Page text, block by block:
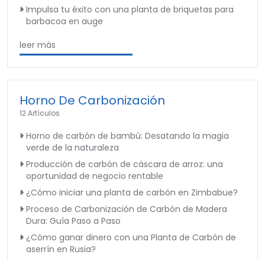
Impulsa tu éxito con una planta de briquetas para
barbacoa en auge
leer más
Horno De Carbonización
12 Artículos
Horno de carbón de bambú: Desatando la magia
verde de la naturaleza
Producción de carbón de cáscara de arroz: una
oportunidad de negocio rentable
¿Cómo iniciar una planta de carbón en Zimbabue?
Proceso de Carbonización de Carbón de Madera
Dura: Guía Paso a Paso
¿Cómo ganar dinero con una Planta de Carbón de
aserrín en Rusia?